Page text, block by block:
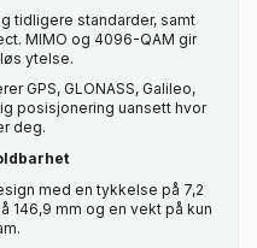
tidligere standarder, samt
MIMO og 4096-QAM gir
ytelse.
GPS, GLONASS, Galileo,
posisjonering uansett hvor
deg.
med en tykkelse på 7,2
146,9 mm og en vekt på kun